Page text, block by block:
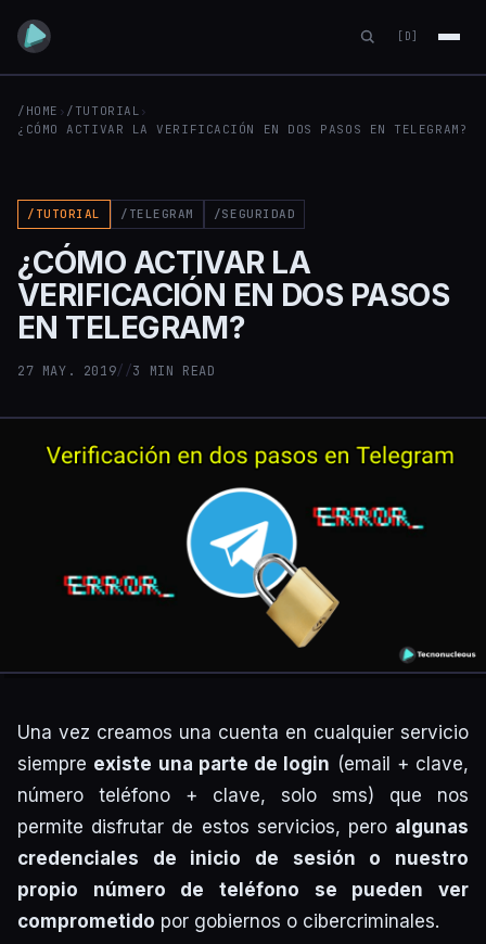
[D]
/HOME › /TUTORIAL ›
¿CÓMO ACTIVAR LA VERIFICACIÓN EN DOS PASOS EN TELEGRAM?
/TUTORIAL /TELEGRAM /SEGURIDAD
¿CÓMO ACTIVAR LA
VERIFICACIÓN EN DOS PASOS
EN TELEGRAM?
27 MAY. 2019//3 MIN READ
Una vez creamos una cuenta en cualquier servicio
siempre existe una parte de login (email + clave,
número teléfono + clave, solo sms) que nos
permite disfrutar de estos servicios, pero algunas
credenciales de inicio de sesión o nuestro
propio número de teléfono se pueden ver
comprometido por gobiernos o cibercriminales.